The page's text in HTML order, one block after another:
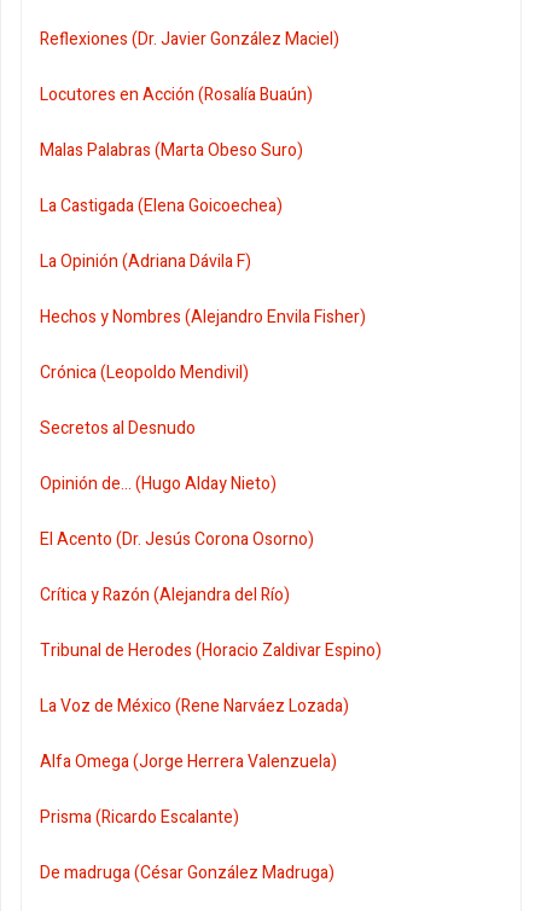
Reflexiones (Dr. Javier González Maciel)
Locutores en Acción (Rosalía Buaún)
Malas Palabras (Marta Obeso Suro)
La Castigada (Elena Goicoechea)
La Opinión (Adriana Dávila F)
Hechos y Nombres (Alejandro Envila Fisher)
Crónica (Leopoldo Mendivil)
Secretos al Desnudo
Opinión de... (Hugo Alday Nieto)
El Acento (Dr. Jesús Corona Osorno)
Crítica y Razón (Alejandra del Río)
Tribunal de Herodes (Horacio Zaldivar Espino)
La Voz de México (Rene Narváez Lozada)
Alfa Omega (Jorge Herrera Valenzuela)
Prisma (Ricardo Escalante)
De madruga (César González Madruga)